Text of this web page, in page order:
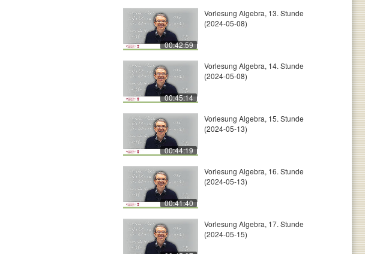
00:42:59
Vorlesung Algebra, 13. Stunde
(2024-05-08)
00:45:14
Vorlesung Algebra, 14. Stunde
(2024-05-08)
00:44:19
Vorlesung Algebra, 15. Stunde
(2024-05-13)
00:41:40
Vorlesung Algebra, 16. Stunde
(2024-05-13)
Vorlesung Algebra, 17. Stunde
(2024-05-15)